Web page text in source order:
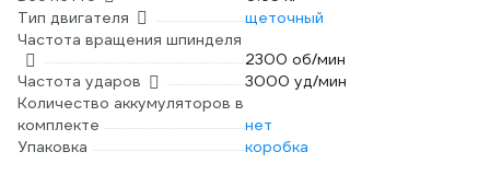
Тип двигателя
щеточный
Частота вращения шпинделя
2300 об/мин
Частота ударов
3000 уд/мин
Количество аккумуляторов в
комплекте
нет
Упаковка
коробка